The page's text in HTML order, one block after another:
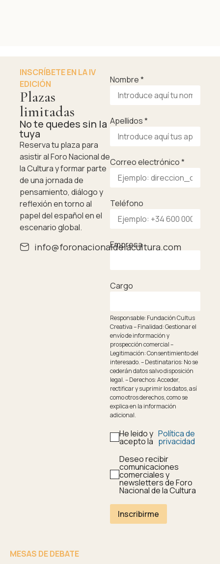
INSCRÍBETE EN LA IV
EDICIÓN
Plazas
limitadas
No te quedes sin la
tuya
Reserva tu plaza para
asistir al Foro Nacional de
la Cultura y formar parte
de una jornada de
pensamiento, diálogo y
reflexión en torno al
papel del español en el
escenario global.
info@foronacionaldelacultura.com
Nombre*
Apellidos*
Correo electrónico*
Teléfono
Empresa
Cargo
Responsable: Fundación Cultus
Creativa – Finalidad: Gestionar el
envío de información y
prospección comercial –
Legitimación: Consentimiento del
interesado. – Destinatarios: No se
cederán datos salvo disposición
legal. – Derechos: Acceder,
rectificar y suprimir los datos, así
como otros derechos, como se
explica en la información
adicional.
He leido y
acepto la
Política de
privacidad
Deseo recibir
comunicaciones
comerciales y
newsletters de Foro
Nacional de la Cultura
Inscribirme
MESAS DE DEBATE